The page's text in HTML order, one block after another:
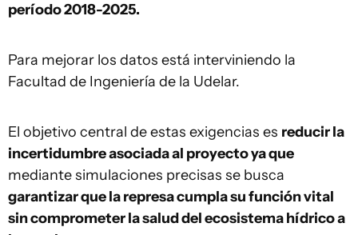
período 2018-2025.
Para mejorar los datos está interviniendo la
Facultad de Ingeniería de la Udelar.
El objetivo central de estas exigencias es reducir la
incertidumbre asociada al proyecto ya que
mediante simulaciones precisas se busca
garantizar que la represa cumpla su función vital
sin comprometer la salud del ecosistema hídrico a